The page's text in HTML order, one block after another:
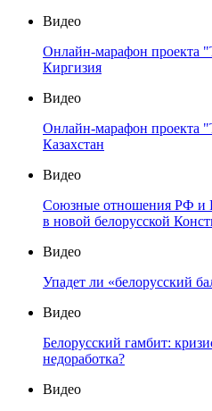
Видео
Онлайн-марафон проекта
Киргизия
Видео
Онлайн-марафон проекта
Казахстан
Видео
Союзные отношения РФ и
в новой белорусской
Видео
Упадет ли «белорусский
Видео
Белорусский гамбит:
недоработка?
Видео